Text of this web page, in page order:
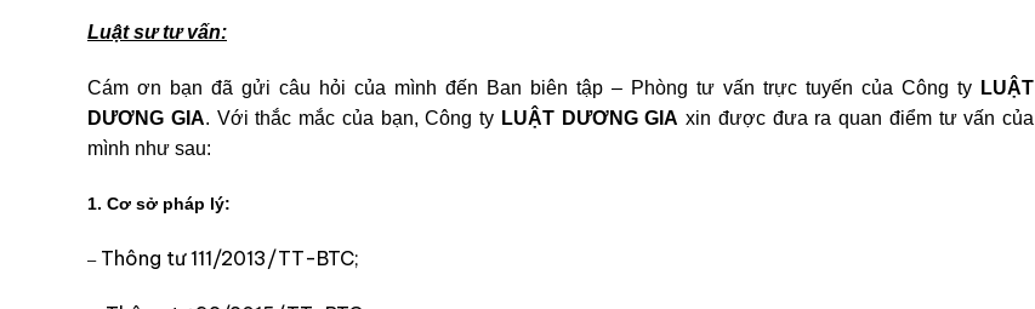
Luật sư tư vấn:
Cám ơn bạn đã gửi câu hỏi của mình đến Ban biên tập – Phòng tư vấn trực tuyến của Công ty LUẬT
DƯƠNG GIA. Với thắc mắc của bạn, Công ty LUẬT DƯƠNG GIA xin được đưa ra quan điểm tư vấn của
mình như sau:
1. Cơ sở pháp lý:
– Thông tư 111/2013/TT-BTC;